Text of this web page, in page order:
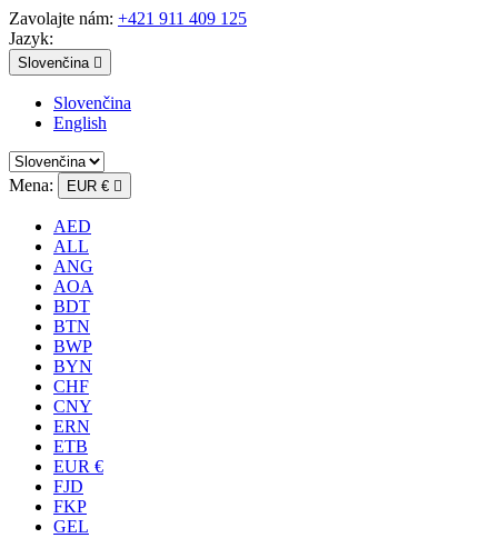
Zavolajte nám: +421 911 409 125
Jazyk:
Slovenčina 
Slovenčina
English
Mena: EUR € 
AED
ALL
ANG
AOA
BDT
BTN
BWP
BYN
CHF
CNY
ERN
ETB
EUR €
FJD
FKP
GEL